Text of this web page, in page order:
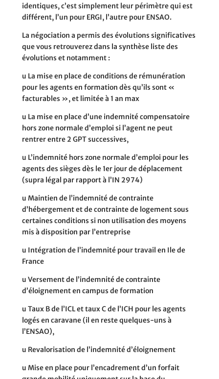
identiques, c’est simplement leur périmètre qui est
différent, l’un pour ERGI, l’autre pour ENSAO.
La négociation a permis des évolutions significatives
que vous retrouverez dans la synthèse liste des
évolutions et notamment :
u La mise en place de conditions de rémunération
pour les agents en formation dès qu’ils sont «
facturables », et limitée à 1 an max
u La mise en place d’une indemnité compensatoire
hors zone normale d’emploi si l’agent ne peut
rentrer entre 2 GPTsuccessives,
u L’indemnité hors zone normale d’emploi pour les
agents des sièges dès le 1er jour de déplacement
(supra légal par rapport à l’IN 2974)
u Maintien de l’indemnité de contrainte
d’hébergement et de contrainte de logement sous
certaines conditions si non utilisation des moyens
mis à disposition par l’entreprise
u Intégration de l’indemnité pour travail en Ile de
France
u Versement de l’indemnité de contrainte
d’éloignement en campus de formation
u Taux B de l’ICL et taux C de l’ICH pour les agents
logés en caravane (il en reste quelques-uns à
l’ENSAO),
u Revalorisation de l’indemnité d’éloignement
u Mise en place pour l’encadrement d’un forfait